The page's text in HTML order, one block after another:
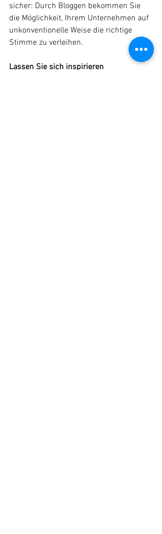
sicher: Durch Bloggen bekommen Sie
die Möglichkeit, Ihrem Unternehmen auf
unkonventionelle Weise die richtige
Stimme zu verleihen.
Lassen Sie sich inspirieren